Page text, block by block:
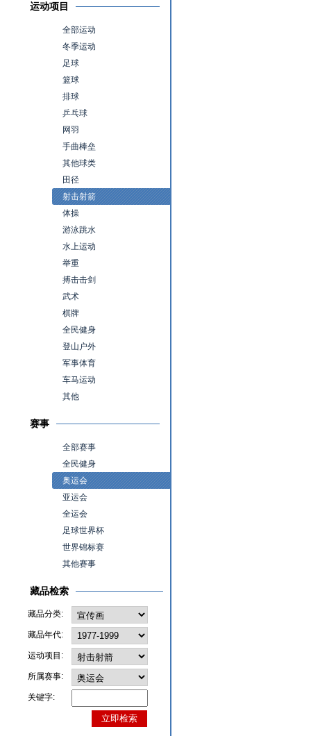
运动项目
全部运动
冬季运动
足球
篮球
排球
乒乓球
网羽
手曲棒垒
其他球类
田径
射击射箭
体操
游泳跳水
水上运动
举重
搏击击剑
武术
棋牌
全民健身
登山户外
军事体育
车马运动
其他
赛事
全部赛事
全民健身
奥运会
亚运会
全运会
足球世界杯
世界锦标赛
其他赛事
藏品检索
藏品分类:
藏品年代:
运动项目:
所属赛事:
关键字: